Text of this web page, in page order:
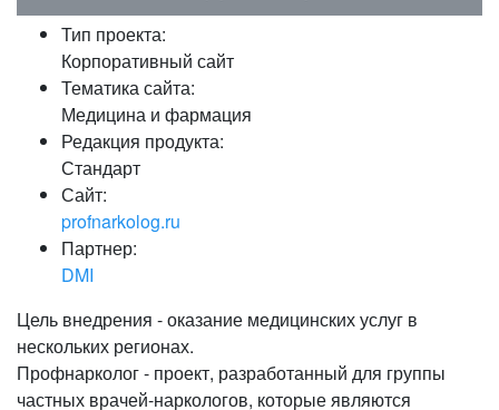
Пароль
Запомнить меня на этом
Тип проекта:
Корпоративный сайт
Тематика сайта:
Медицина и фармация
Редакция продукта:
Стандарт
Сайт:
profnarkolog.ru
Партнер:
DMI
Цель внедрения - оказание медицинских услуг в
нескольких регионах.
Профнарколог - проект, разработанный для группы
частных врачей-наркологов, которые являются